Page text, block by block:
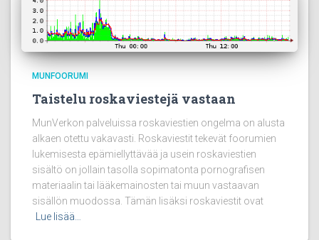
MUNFOORUMI
Taistelu roskaviestejä vastaan
MunVerkon palveluissa roskaviestien ongelma on alusta
alkaen otettu vakavasti. Roskaviestit tekevät foorumien
lukemisesta epämiellyttävää ja usein roskaviestien
sisältö on jollain tasolla sopimatonta pornografisen
materiaalin tai lääkemainosten tai muun vastaavan
sisällön muodossa. Tämän lisäksi roskaviestit ovat
Lue lisää…